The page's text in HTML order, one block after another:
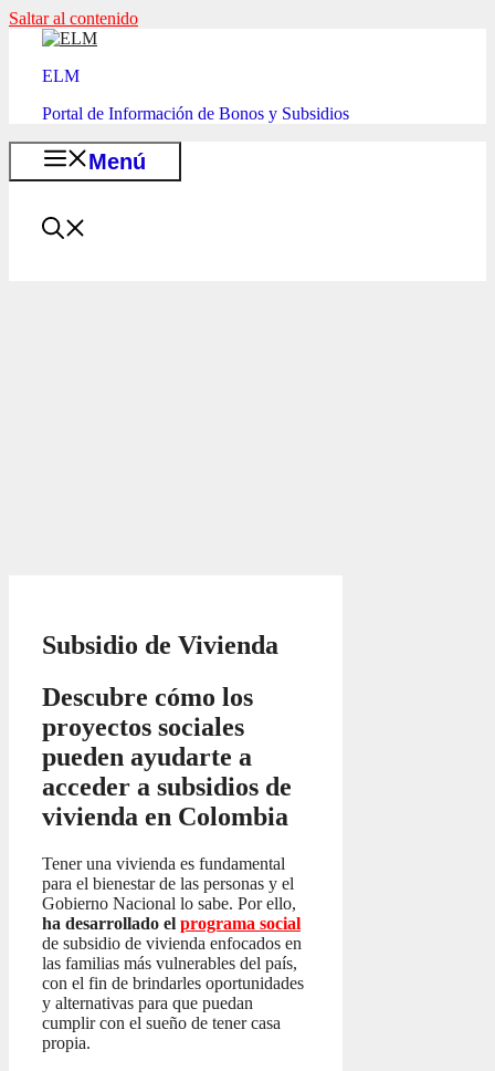
Saltar al contenido
ELM
Portal de Información de Bonos y Subsidios
Menú
Subsidio de Vivienda
Descubre cómo los
proyectos sociales
pueden ayudarte a
acceder a subsidios de
vivienda en Colombia
Tener una vivienda es fundamental
para el bienestar de las personas y el
Gobierno Nacional lo sabe. Por ello,
ha desarrollado el programa social
de subsidio de vivienda enfocados en
las familias más vulnerables del país,
con el fin de brindarles oportunidades
y alternativas para que puedan
cumplir con el sueño de tener casa
propia.